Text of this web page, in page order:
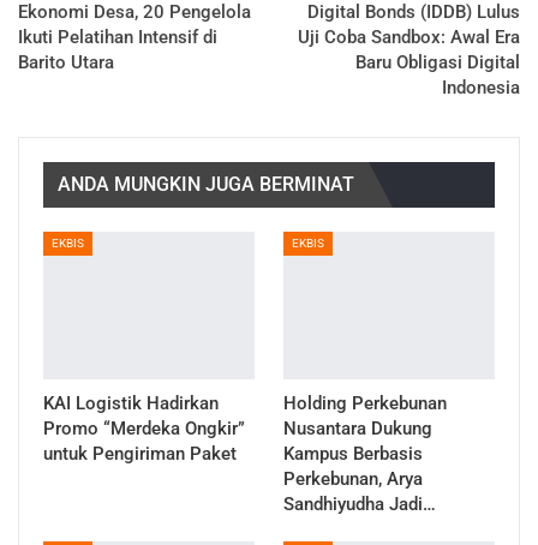
Ekonomi Desa, 20 Pengelola
Ikuti Pelatihan Intensif di
Barito Utara
Digital Bonds (IDDB) Lulus
Uji Coba Sandbox: Awal Era
Baru Obligasi Digital
Indonesia
ANDA MUNGKIN JUGA BERMINAT
EKBIS
KAI Logistik Hadirkan
Promo “Merdeka Ongkir”
untuk Pengiriman Paket
EKBIS
Holding Perkebunan
Nusantara Dukung
Kampus Berbasis
Perkebunan, Arya
Sandhiyudha Jadi…